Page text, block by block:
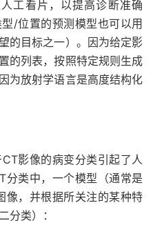
工看片，以提高诊断准确
/位置的预测模型也可以用
的目标之一）。因为给定影
的列表，按照特定规则生成
为放射学语言是高度结构化
影像的病变分类引起了人
分类中，一个模型（通常是
像，并根据所关注的某种特
分类）：